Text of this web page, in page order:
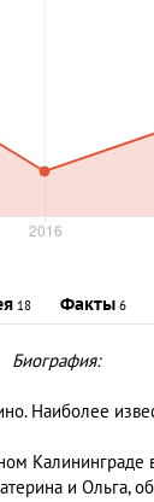
18 Факты 6
Биография:
Наиболее
и Ольга,